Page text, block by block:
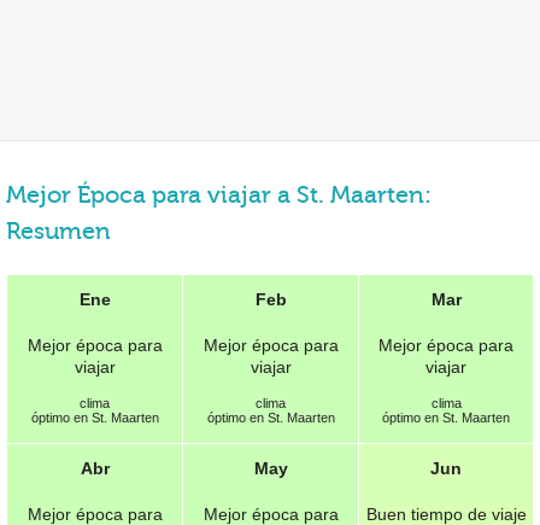
Mejor Época para viajar a St. Maarten:
Resumen
Ene
Mejor época para
viajar
clima
óptimo en St. Maarten
Feb
Mejor época para
viajar
clima
óptimo en St. Maarten
Mar
Mejor época para
viajar
clima
óptimo en St. Maarten
Abr
Mejor época para
May
Mejor época para
Jun
Buen tiempo de viaje